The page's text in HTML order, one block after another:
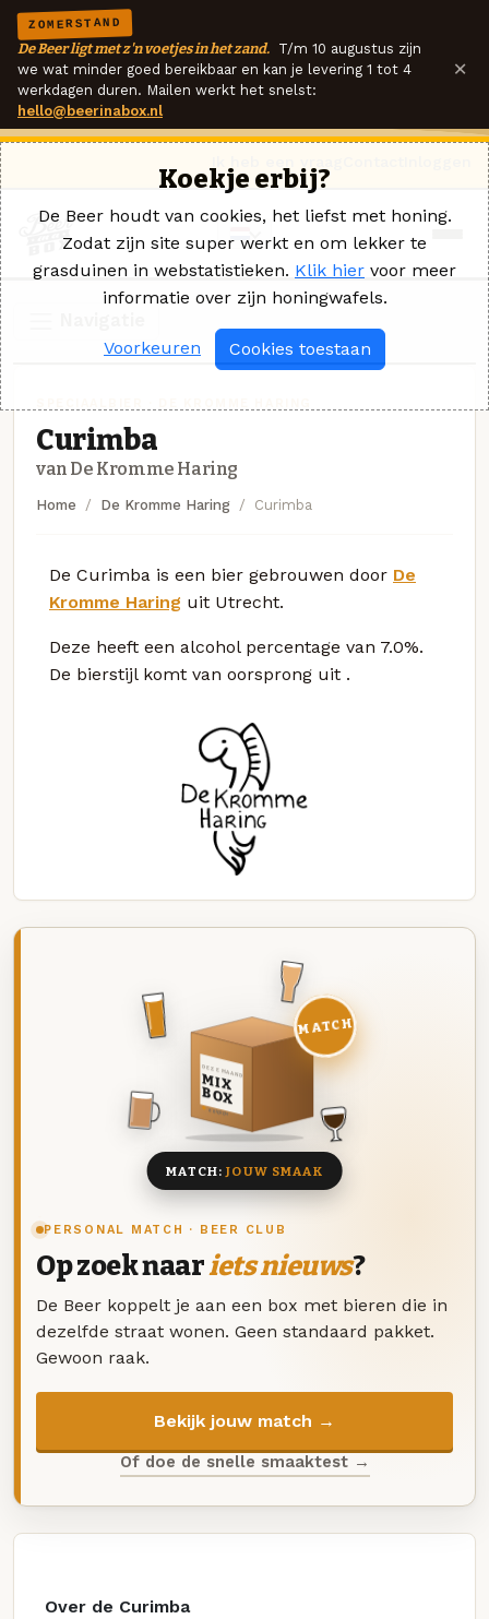
ZOMERSTAND
De Beer ligt met z'n voetjes in het zand. T/m 10 augustus zijn
we wat minder goed bereikbaar en kan je levering 1 tot 4
werkdagen duren. Mailen werkt het snelst:
hello@beerinabox.nl
×
Curimba
van De Kromme Haring
Home De Kromme Haring Curimba
De Curimba is een bier gebrouwen door De
Kromme Haring uit Utrecht.
Deze heeft een alcohol percentage van 7.0%.
De bierstijl komt van oorsprong uit .
PERSONAL MATCH · BEER CLUB
Op zoek naariets nieuws?
De Beer koppelt je aan een box met bieren die in
dezelfde straat wonen. Geen standaard pakket.
Gewoon raak.
Bekijk jouw match →
Of doe de snelle smaaktest →
DEZE MAAND
MIX
BOX
8 BIEREN
MATCH
MATCH:JOUW SMAAK
Over de Curimba
Koekje erbij?
De Beer houdt van cookies, het liefst met honing.
Zodat zijn site super werkt en om lekker te
grasduinen in webstatistieken. Klik hier voor meer
informatie over zijn honingwafels.
Voorkeuren Cookies toestaan